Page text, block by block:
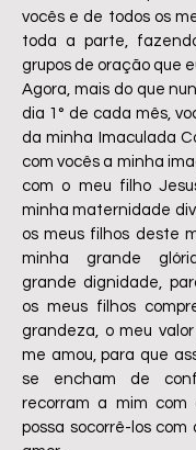
vocês e de todos os
toda a parte,
grupos de oração que
Agora, mais do que
dia 1° de cada mês,
da minha Imaculada
com vocês a minha
com o meu filho
minha maternidade
os meus filhos deste
minha grande
grande dignidade,
os meus filhos
grandeza, o meu
me amou, para que
se encham de
recorram a mim com
possa socorrê-los com